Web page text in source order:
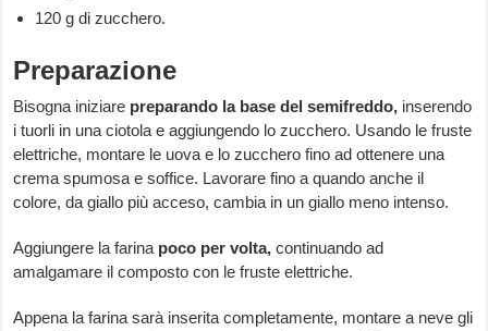
120 g di zucchero.
Preparazione
Bisogna iniziare preparando la base del semifreddo, inserendo
i tuorli in una ciotola e aggiungendo lo zucchero. Usando le fruste
elettriche, montare le uova e lo zucchero fino ad ottenere una
crema spumosa e soffice. Lavorare fino a quando anche il
colore, da giallo più acceso, cambia in un giallo meno intenso.
Aggiungere la farina poco per volta, continuando ad
amalgamare il composto con le fruste elettriche.
Appena la farina sarà inserita completamente, montare a neve gli